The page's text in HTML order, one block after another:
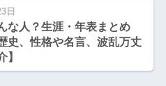
日
な人？生涯・年表まとめ
史、性格や名言、波乱万丈
】